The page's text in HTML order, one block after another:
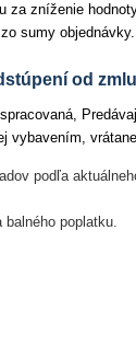
za zníženie
sumy objednávky.
od
vybavením,
podľa
balného poplatku.